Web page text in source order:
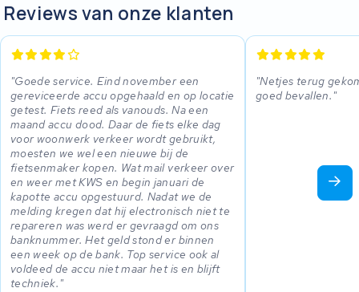
Reviews van onze klanten
Goede service. Eind november een
gereviceerde accu opgehaald en op locatie
getest. Fiets reed als vanouds. Na een
maand accu dood. Daar de fiets elke dag
voor woonwerk verkeer wordt gebruikt,
moesten we wel een nieuwe bij de
fietsenmaker kopen. Wat mail verkeer over
en weer met KWS en begin januari de
kapotte accu opgestuurd. Nadat we de
melding kregen dat hij electronisch niet te
repareren was werd er gevraagd om ons
banknummer. Het geld stond er binnen
een week op de bank. Top service ook al
voldeed de accu niet maar het is en blijft
techniek.
Netjes terug
goed bevallen.